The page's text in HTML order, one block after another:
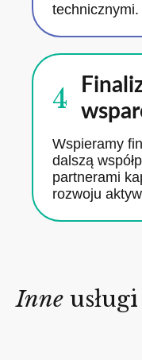
technicznymi.
4
Wspieramy
dalszą
partnerami
rozwoju
Inne usługi